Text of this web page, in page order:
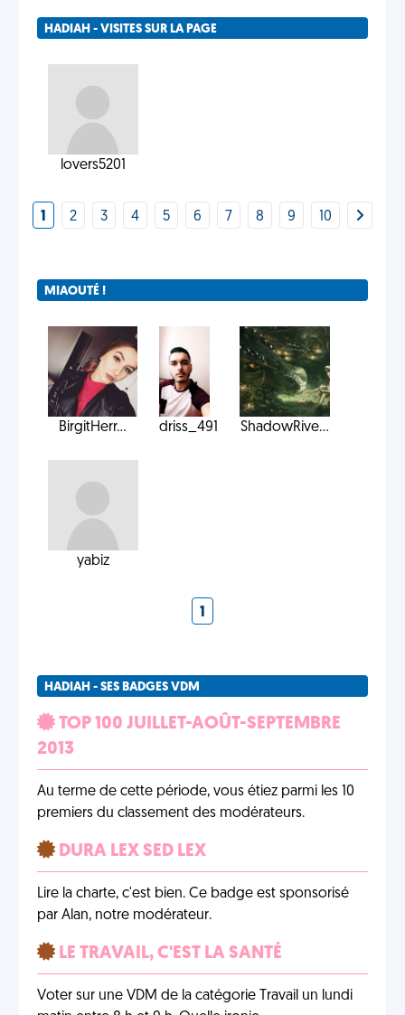
HADIAH - VISITES SUR LA PAGE
lovers5201
1 2 3 4 5 6 7 8 9 10
MIAOUTÉ !
BirgitHerr... driss_491 ShadowRive...
yabiz
1
HADIAH - SES BADGES VDM
TOP 100 JUILLET-AOÛT-SEPTEMBRE
2013
Au terme de cette période, vous étiez parmi les 10
premiers du classement des modérateurs.
DURA LEX SED LEX
Lire la charte, c'est bien. Ce badge est sponsorisé
par Alan, notre modérateur.
LE TRAVAIL, C'EST LA SANTÉ
Voter sur une VDM de la catégorie Travail un lundi